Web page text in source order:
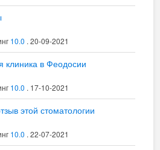
10.0 . 20-09-2021
клиника в Феодосии
10.0 . 17-10-2021
этой стоматологии
10.0 . 22-07-2021